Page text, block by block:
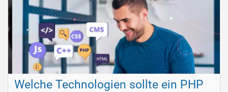
Welche Technologien sollte ein PHP